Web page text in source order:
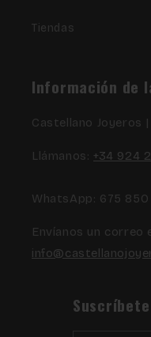
Tiendas
Información de
Castellano Joyeros
Llámanos: +34 924
WhatsApp: 675 850
Envíanos un correo